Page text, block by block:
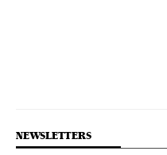
NEWSLETTERS